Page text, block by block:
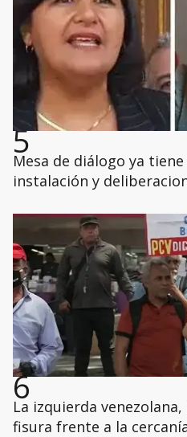
5
Mesa de diálogo ya
instalación y
6
La izquierda
fisura frente a la